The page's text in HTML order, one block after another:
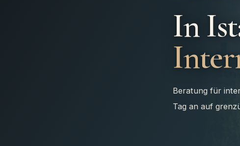
In
Beratung für
Tag an auf